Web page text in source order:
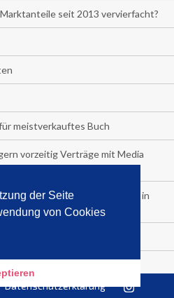
der Seite
von Cookies
seit 2013 vervierfacht?
meistverkauftes Buch
vorzeitig Verträge mit Media
bringen Hörbuch-Downloads in
Kollegah
House" (auf Englisch) von
Datenschutzerklärung